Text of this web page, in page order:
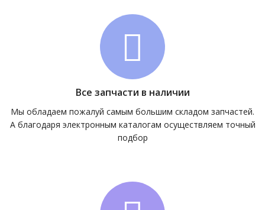
Все запчасти в наличии
Мы обладаем пожалуй самым большим складом запчастей.
А благодаря электронным каталогам осуществляем точный
подбор